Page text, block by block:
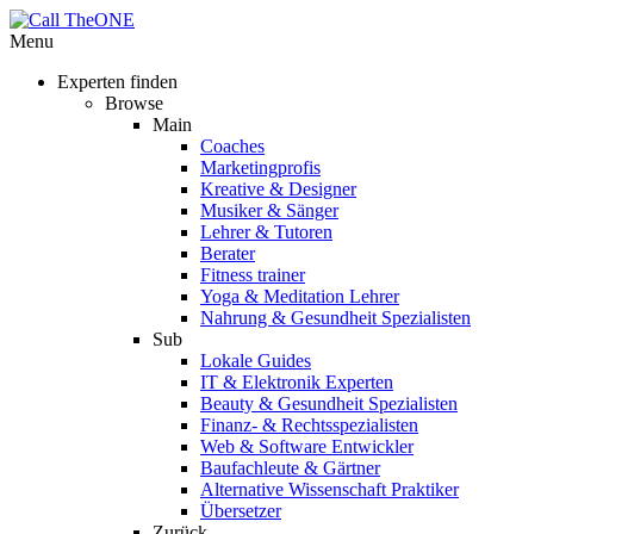
Menu
Experten finden
Browse
Main
Coaches
Marketingprofis
Kreative & Designer
Musiker & Sänger
Lehrer & Tutoren
Berater
Fitness trainer
Yoga & Meditation Lehrer
Nahrung & Gesundheit Spezialisten
Sub
Lokale Guides
IT & Elektronik Experten
Beauty & Gesundheit Spezialisten
Finanz- & Rechtsspezialisten
Web & Software Entwickler
Baufachleute & Gärtner
Alternative Wissenschaft Praktiker
Übersetzer